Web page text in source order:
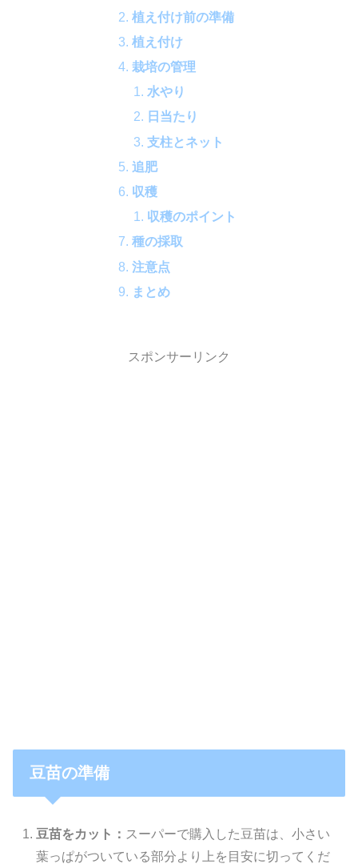
植え付け前の準備
植え付け
栽培の管理
水やり
日当たり
支柱とネット
追肥
収穫
収穫のポイント
種の採取
注意点
まとめ
スポンサーリンク
豆苗の準備
豆苗をカット： スーパーで購入した豆苗は、小さい
葉っぱがついている部分より上を目安に切ってくだ